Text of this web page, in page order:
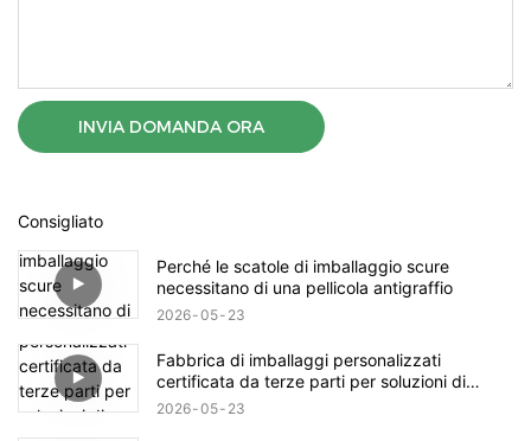
INVIA DOMANDA ORA
Consigliato
Perché le scatole di imballaggio scure
necessitano di una pellicola antigraffio
2026 05 23
Fabbrica di imballaggi personalizzati
certificata da terze parti per soluzioni di
packaging di marca.
2026 05 23